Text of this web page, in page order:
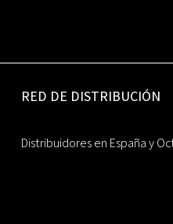
RED DE DISTRIBUCIÓN
Distribuidores en España y